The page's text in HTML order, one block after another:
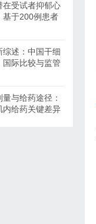
在受试者抑郁心
基于200例患者
述：中国干细
国际比较与监管
与给药途径：
内给药关键差异